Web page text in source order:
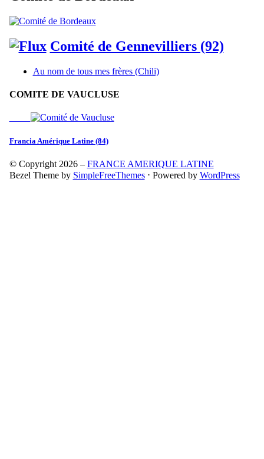
Comité de Gennevilliers (92)
Au nom de tous mes frères (Chili)
COMITE DE VAUCLUSE
Francia Amérique Latine (84)
© Copyright 2026 – FRANCE AMERIQUE LATINE
Bezel Theme by SimpleFreeThemes ⋅ Powered by WordPress